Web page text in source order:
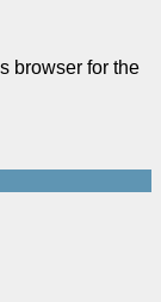
browser for the